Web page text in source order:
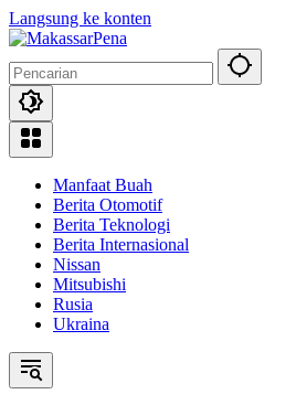
Langsung ke konten
Manfaat Buah
Berita Otomotif
Berita Teknologi
Berita Internasional
Nissan
Mitsubishi
Rusia
Ukraina